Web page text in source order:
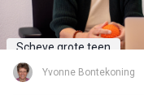
Scheve grote teen
Yvonne Bontekoning